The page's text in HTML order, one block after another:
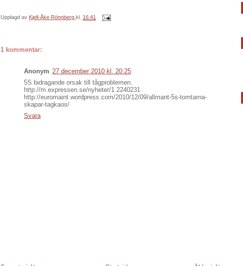
Upplagd av Kjell-Åke Rönnberg kl. 16:41
1 kommentar:
Anonym 27 december 2010 kl. 20:25
5S bidragande orsak till tågproblemen.
http://m.expressen.se/nyheter/1.2240231
http://euromaint.wordpress.com/2010/12/09/allmant-5s-tomtarna-
skapar-tagkaos/
Svara